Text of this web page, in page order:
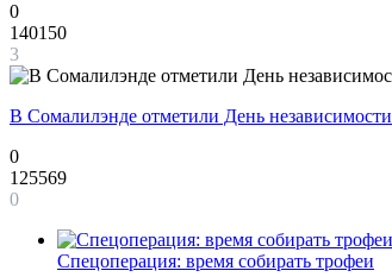
0
140150
3
В Сомалилэнде отметили День независимости
0
125569
0
Спецоперация: время собирать трофеи